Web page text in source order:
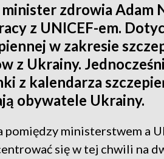
zdrowia Adam
z UNICEF-em.
w zakresie
z Ukrainy.
z kalendarza
obywatele Ukrainy.
pomiędzy ministerstwem a
się w tej chwili na